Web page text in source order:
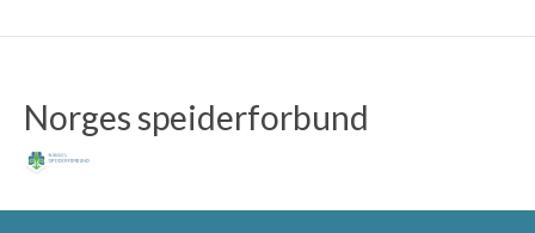
Norges speiderforbund